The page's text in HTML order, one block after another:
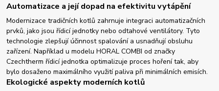
Automatizace a její dopad na efektivitu vytápění
Modernizace tradičních kotlů zahrnuje integraci automatizačních
prvků, jako jsou řídicí jednotky nebo odtahové ventilátory. Tyto
technologie zlepšují účinnost spalování a usnadňují obsluhu
zařízení. Například u modelu HORAL COMBI od značky
Czechtherm řídicí jednotka optimalizuje proces hoření tak, aby
bylo dosaženo maximálního využití paliva při minimálních emisích.
Ekologické aspekty moderních kotlů